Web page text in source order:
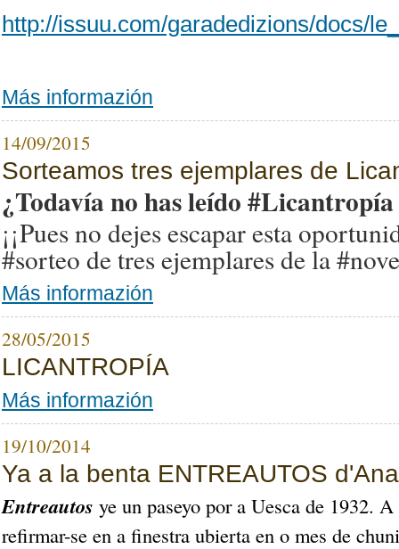
http://issuu.com/garadedizions/docs/
Más informazión
14/09/2015
Sorteamos tres ejemplares de
¿Todavía no has leído
¡¡Pues no dejes escapar esta
#sorteo de tres ejemplares de la
Más informazión
28/05/2015
LICANTROPÍA
Más informazión
19/10/2014
Ya a la benta ENTREAUTOS
Entreautos ye un paseyo por a Uesca de 1932.
refirmar-se en a finestra ubierta en o mes de